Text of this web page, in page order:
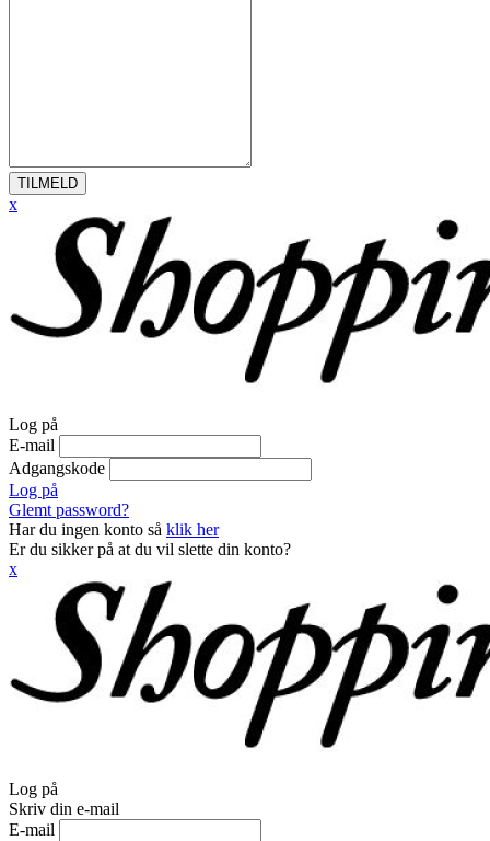
TILMELD
x
Log på
E-mail
Adgangskode
Log på
Glemt password?
Har du ingen konto så klik her
Er du sikker på at du vil slette din konto?
x
Log på
Skriv din e-mail
E-mail